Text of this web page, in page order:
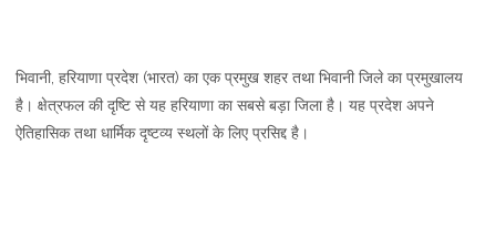
भिवानी, हरियाणा प्रदेश (भारत) का एक प्रमुख शहर तथा भिवानी जिले का प्रमुखालय
है। क्षेत्रफल की दृष्टि से यह हरियाणा का सबसे बड़ा जिला है। यह प्रदेश अपने
ऐतिहासिक तथा धार्मिक दृष्टव्य स्थलों के लिए प्रसिद्द है।